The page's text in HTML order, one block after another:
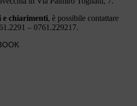
chiarimenti, è possibile contattare
– 0761.229217.